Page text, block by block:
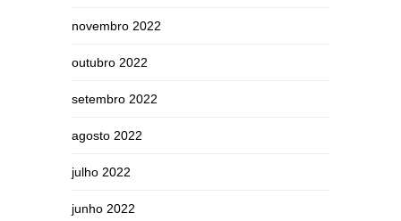
novembro 2022
outubro 2022
setembro 2022
agosto 2022
julho 2022
junho 2022